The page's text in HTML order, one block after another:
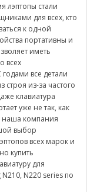
лэптопы стали
для всех, кто
к одной
портативны и
иметь
всех
все детали
строя из-за частого
клавиатура
уже не так, как
наша компания
выбор
всех марок и
купить
для
N210, N220 series по